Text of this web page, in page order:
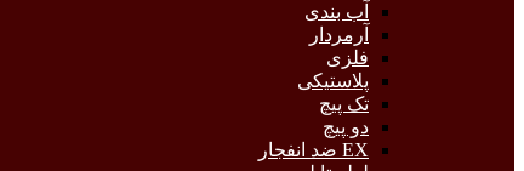
آب بندی
آرمردار
فلزی
پلاستیکی
تک پیچ
دو پیچ
EX ضد انفجار